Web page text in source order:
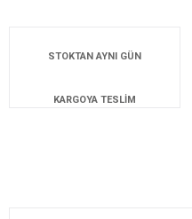
STOKTAN AYNI GÜN
KARGOYA TESLİM